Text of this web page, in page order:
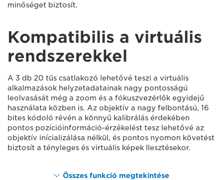
minőséget biztosít.
Kompatibilis a virtuális
rendszerekkel
A 3 db 20 tűs csatlakozó lehetővé teszi a virtuális
alkalmazások helyzetadatainak nagy pontosságú
leolvasását még a zoom és a fókuszvezérlők egyidejű
használata közben is. Az objektív a nagy felbontású, 16
bites kódoló révén a könnyű kalibrálás érdekében
pontos pozícióinformáció-érzékelést tesz lehetővé az
objektív inícializálása nélkül, és pontos nyomon követést
biztosít a tényleges és virtuális képek llesztésekor.
Összes funkció megtekintése